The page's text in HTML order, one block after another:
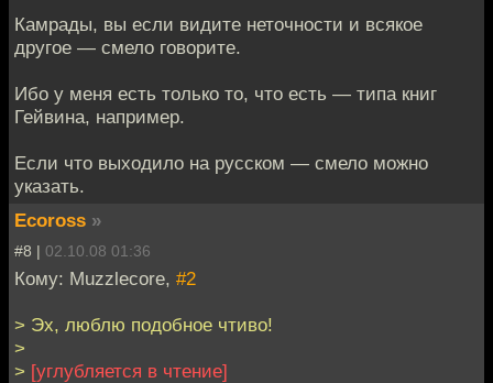
Камрады, вы если видите неточности и всякое
другое — смело говорите.
Ибо у меня есть только то, что есть — типа книг
Гейвина, например.
Если что выходило на русском — смело можно
указать.
Ecoross »
#8 | 02.10.08 01:36
Кому: Muzzlecore, #2
> Эх, люблю подобное чтиво!
>
> [углубляется в чтение]